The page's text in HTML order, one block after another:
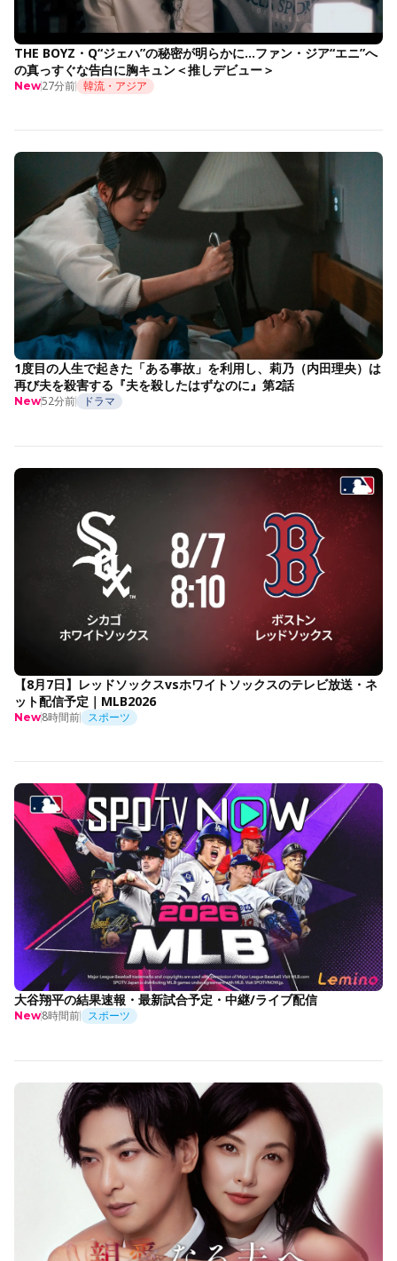
THE BOYZ・Q“ジェハ”の秘密が明らかに…ファン・ジア“エニ”へ
の真っすぐな告白に胸キュン＜推しデビュー＞
New27分前 韓流・アジア
1度目の人生で起きた「ある事故」を利用し、莉乃（内田理央）は
再び夫を殺害する『夫を殺したはずなのに』第2話
New52分前 ドラマ
【8月7日】レッドソックスvsホワイトソックスのテレビ放送・ネ
ット配信予定｜MLB2026
New8時間前 スポーツ
大谷翔平の結果速報・最新試合予定・中継/ライブ配信
New8時間前 スポーツ